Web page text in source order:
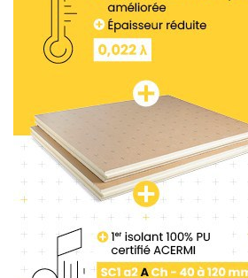
Déjà des
Eqioma déjà mis en place de
concrètes ces dernières années
l’impact de sa logistique. Parmi
développement de sa flotte de
compte désormais 70 camions.
fournis par ses partenaires de
groupe Mauffrey. Ainsi, plusieurs
“camions verts” circulent par
types d’activités d’Eqiom sur le
c’était sans compter sur